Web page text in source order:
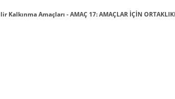
Kalkınma Amaçları - AMAÇ 17: AMAÇLAR İÇİN